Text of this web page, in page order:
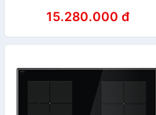
15.280.000 đ